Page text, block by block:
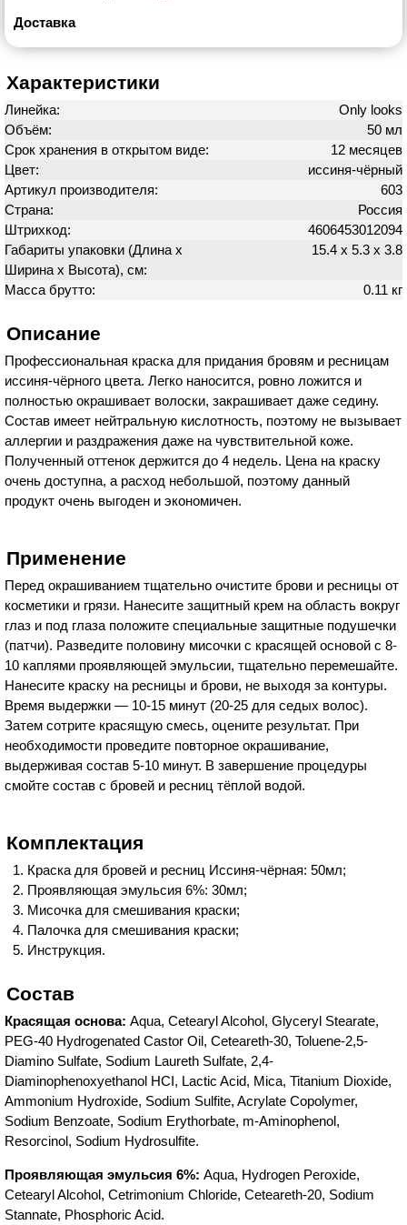
Доставка
Характеристики
Линейка:
Only looks
Объём:
50 мл
Срок хранения в открытом виде:
12 месяцев
Цвет:
иссиня-чёрный
Артикул производителя:
603
Страна:
Россия
Штрихкод:
4606453012094
Габариты упаковки (Длина х
Ширина х Высота), см:
15.4 х 5.3 х 3.8
Масса брутто: 0.11 кг
Описание
Профессиональная краска для придания бровям и ресницам
иссиня-чёрного цвета. Легко наносится, ровно ложится и
полностью окрашивает волоски, закрашивает даже седину.
Состав имеет нейтральную кислотность, поэтому не вызывает
аллергии и раздражения даже на чувствительной коже.
Полученный оттенок держится до 4 недель. Цена на краску
очень доступна, а расход небольшой, поэтому данный
продукт очень выгоден и экономичен.
Применение
Перед окрашиванием тщательно очистите брови и ресницы от
косметики и грязи. Нанесите защитный крем на область вокруг
глаз и под глаза положите специальные защитные подушечки
(патчи). Разведите половину мисочки с красящей основой с 8-
10 каплями проявляющей эмульсии, тщательно перемешайте.
Нанесите краску на ресницы и брови, не выходя за контуры.
Время выдержки — 10-15 минут (20-25 для седых волос).
Затем сотрите красящую смесь, оцените результат. При
необходимости проведите повторное окрашивание,
выдерживая состав 5-10 минут. В завершение процедуры
смойте состав с бровей и ресниц тёплой водой.
Комплектация
Краска для бровей и ресниц Иссиня-чёрная: 50мл;
Проявляющая эмульсия 6%: 30мл;
Мисочка для смешивания краски;
Палочка для смешивания краски;
Инструкция.
Состав
Красящая основа: Aqua, Cetearyl Alcohol, Glyceryl Stearate,
PEG-40 Hydrogenated Castor Oil, Ceteareth-30, Toluene-2,5-
Diamino Sulfate, Sodium Laureth Sulfate, 2,4-
Diaminophenoxyethanol HCI, Lactic Acid, Mica, Titanium Dioxide,
Ammonium Hydroxide, Sodium Sulfite, Acrylate Copolymer,
Sodium Benzoate, Sodium Erythorbate, m-Aminophenol,
Resorcinol, Sodium Hydrosulfite.
Проявляющая эмульсия 6%: Aqua, Hydrogen Peroxide,
Cetearyl Alcohol, Cetrimonium Chloride, Ceteareth-20, Sodium
Stannate, Phosphoric Acid.